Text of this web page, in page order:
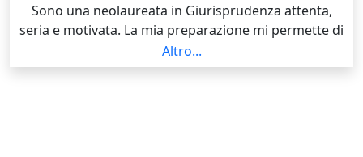
Sono una neolaureata in Giurisprudenza attenta,
seria e motivata. La mia preparazione mi permette di
adeguare le lezioni alle diverse esigenze e ai diversi
obiettivi, riuscendo a modulare le informazioni da
Altro...